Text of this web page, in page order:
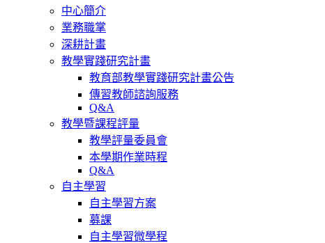
中心簡介
業務職掌
深耕計畫
教學實踐研究計畫
教育部教學實踐研究計畫公告
傳習教師諮詢服務
Q&A
教學暨課程評量
教學評量委員會
本學期作業時程
Q&A
自主學習
自主學習方案
募課
自主學習微學程